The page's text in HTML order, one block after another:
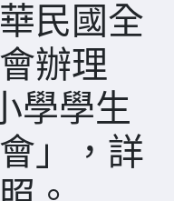
民國全
辦理
學學生
」，詳